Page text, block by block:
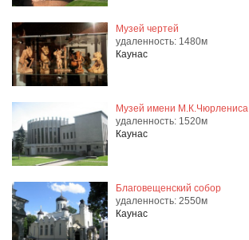
Музей чертей
удаленность: 1480м
Каунас
Музей имени М.К.Чюрлениса
удаленность: 1520м
Каунас
Благовещенский собор
удаленность: 2550м
Каунас